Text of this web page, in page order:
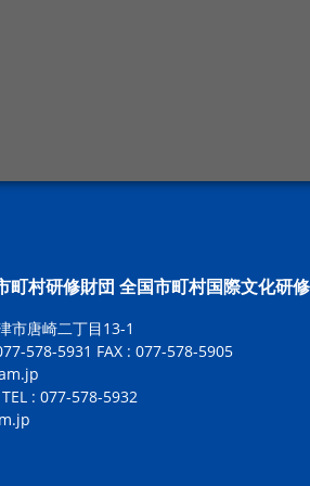
町村研修財団 全国市町村国際文化研
市唐崎二丁目13-1
578-5931 FAX : 077-578-5905
TEL : 077-578-5932